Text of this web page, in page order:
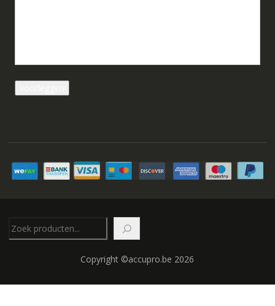
Copyright ©accupro.be 2026